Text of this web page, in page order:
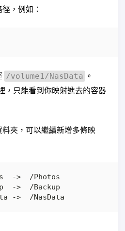
，例如：
/volume1/NasData 。
，只能看到你映射進去的容器
夾，可以繼續新增多條映